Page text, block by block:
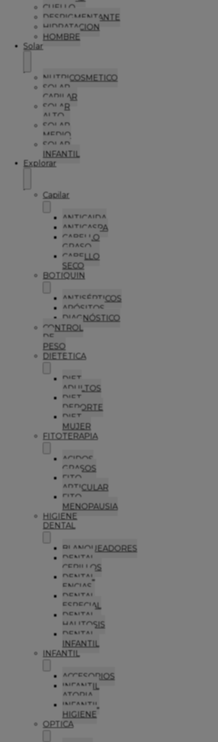
CUELLO
DESPIGMENTANTE
HIDRATACION
HOMBRE
Solar
NUTRICOSMETICO
SOLAR
CAPILAR
SOLAR
ALTO
SOLAR
MEDIO
SOLAR
INFANTIL
Explorar
Capilar
ANTICAIDA
ANTICASPA
CABELLO
GRASO
CABELLO
SECO
BOTIQUIN
ANTISÉPTICOS
APÓSITOS
DIAGNÓSTICO
CONTROL
DE
PESO
DIETETICA
DIET
ADULTOS
DIET
DEPORTE
DIET
MUJER
FITOTERAPIA
ACIDOS
GRASOS
FITO
ARTICULAR
FITO
MENOPAUSIA
HIGIENE
DENTAL
BLANQUEADORES
DENTAL
CEPILLOS
DENTAL
ENCIAS
DENTAL
ESPECIAL
DENTAL
HALITOSIS
DENTAL
INFANTIL
INFANTIL
ACCESORIOS
INFANTIL
ATOPIA
INFANTIL
HIGIENE
OPTICA